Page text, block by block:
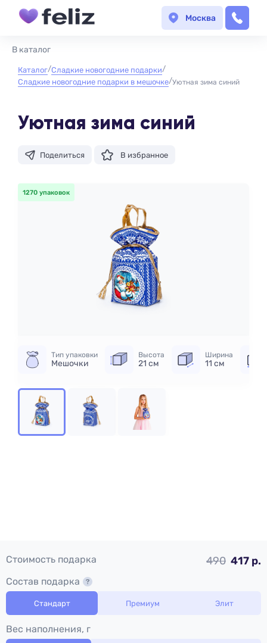
Москва
В каталог
Каталог Сладкие новогодние подарки
Сладкие новогодние подарки в мешочке Уютная зима синий
Уютная зима синий
Поделиться В избранное
1270 упаковок
Тип упаковки
Мешочки
Высота
21 см
Ширина
11 см
Стоимость подарка 490 417 р.
Состав подарка
Стандарт Премиум Элит
Вес наполнения, г